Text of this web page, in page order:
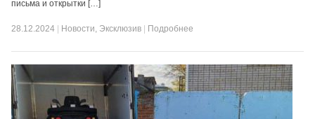
письма и открытки […]
28.12.2024 Новости, Эксклюзив Подробнее